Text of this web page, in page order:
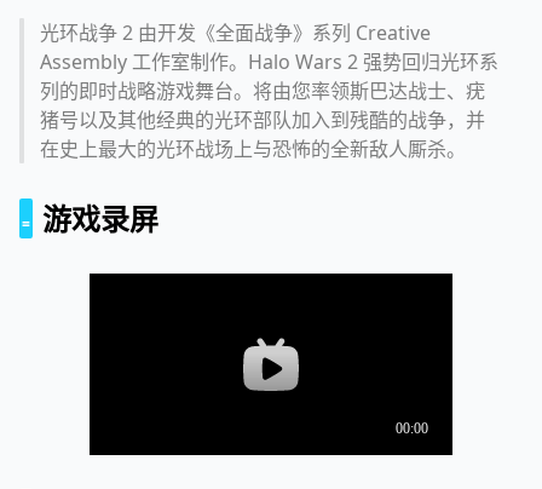
光环战争 2 由开发《全面战争》系列 Creative
Assembly 工作室制作。Halo Wars 2 强势回归光环系
列的即时战略游戏舞台。将由您率领斯巴达战士、疣
猪号以及其他经典的光环部队加入到残酷的战争，并
在史上最大的光环战场上与恐怖的全新敌人厮杀。
游戏录屏